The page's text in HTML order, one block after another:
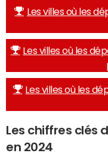
Les villes où les
Les villes où les
Les villes où les
Les chiffres clés
en 2024